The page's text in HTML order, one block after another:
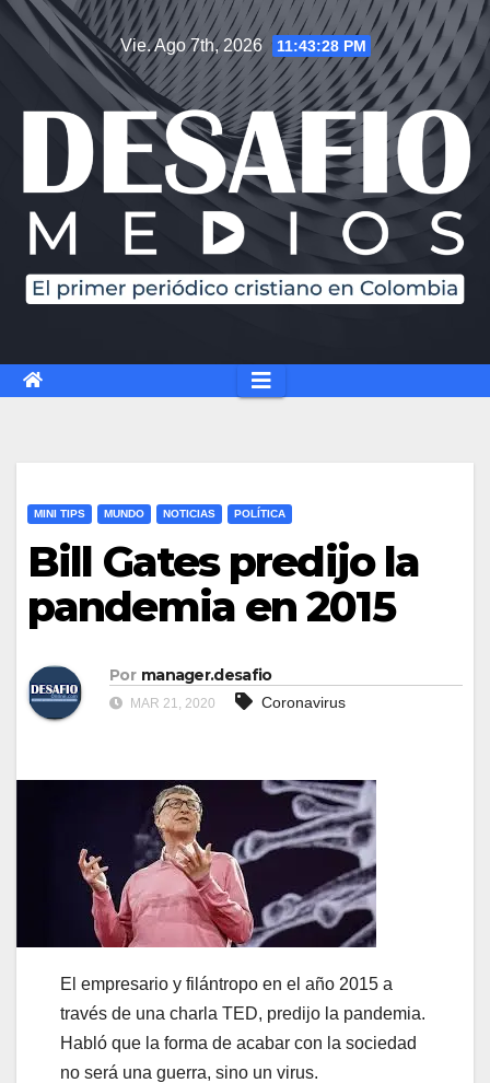
Saltar
contenido
Vie. Ago 7th, 2026 11:43:29 PM
MINI TIPS MUNDO NOTICIAS POLÍTICA
Bill Gates predijo la
pandemia en 2015
Por manager.desafio
MAR 21, 2020 Coronavirus
El empresario y filántropo en el año 2015 a
través de una charla TED, predijo la pandemia.
Habló que la forma de acabar con la sociedad
no será una guerra, sino un virus.